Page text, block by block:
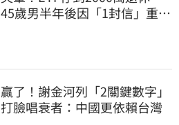
45歲男半年後因「1封信」重回
贏了！謝金河列「2關鍵數字」
打臉唱衰者：中國更依賴台灣